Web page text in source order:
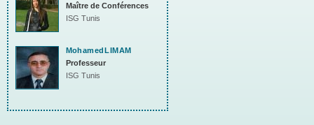
Maître de Conférences
ISG Tunis
MohamedLIMAM
Professeur
ISG Tunis